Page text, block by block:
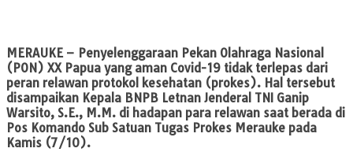
MERAUKE– Penyelenggaraan Pekan Olahraga Nasional
(PON) XX Papua yang aman Covid-19 tidak terlepas dari
peran relawan protokol kesehatan (prokes). Hal tersebut
disampaikan Kepala BNPB Letnan Jenderal TNI Ganip
Warsito, S.E., M.M. di hadapan para relawan saat berada di
Pos Komando Sub Satuan Tugas Prokes Merauke pada
Kamis (7/10).